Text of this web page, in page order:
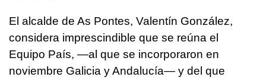
El alcalde de As Pontes, Valentín González,
considera imprescindible que se reúna el
Equipo País, —al que se incorporaron en
noviembre Galicia y Andalucía— y del que